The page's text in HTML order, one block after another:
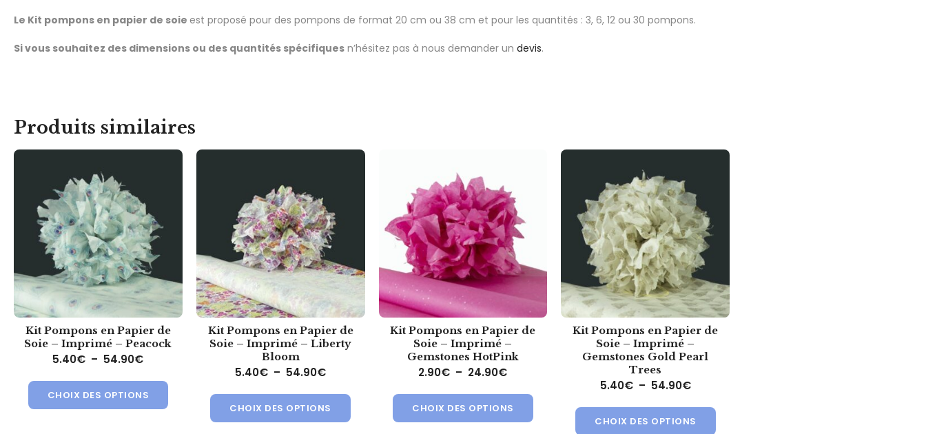
Le Kit pompons en papier de soie est proposé pour des pompons de format 20 cm ou 38 cm et pour les quantités : 3, 6, 12 ou 30 pompons.
Si vous souhaitez des dimensions ou des quantités spécifiques n’hésitez pas à nous demander un devis.
Produits similaires
Kit Pompons en Papier de
Soie – Imprimé – Peacock
5.40€ – 54.90€Plage de prix : 5.40€ à 54.90€
CHOIX DES OPTIONS
Ce produit a plusieurs variations. Les options peuvent être choisies sur la page du produit
Kit Pompons en Papier de
Soie – Imprimé – Liberty
Bloom
5.40€ – 54.90€Plage de prix : 5.40€ à 54.90€
CHOIX DES OPTIONS
Ce produit a plusieurs variations. Les options peuvent être choisies sur la page du produit
Kit Pompons en Papier de
Soie – Imprimé –
Gemstones HotPink
2.90€ – 24.90€Plage de prix : 2.90€ à 24.90€
CHOIX DES OPTIONS
Ce produit a plusieurs variations. Les options peuvent être choisies sur la page
Kit Pompons en Papier de
Soie – Imprimé –
Gemstones Gold Pearl
Trees
5.40€ – 54.90€Plage de prix : 5.40€ à 54.90€
CHOIX DES OPTIONS
Ce produit a plusieurs variations. Les